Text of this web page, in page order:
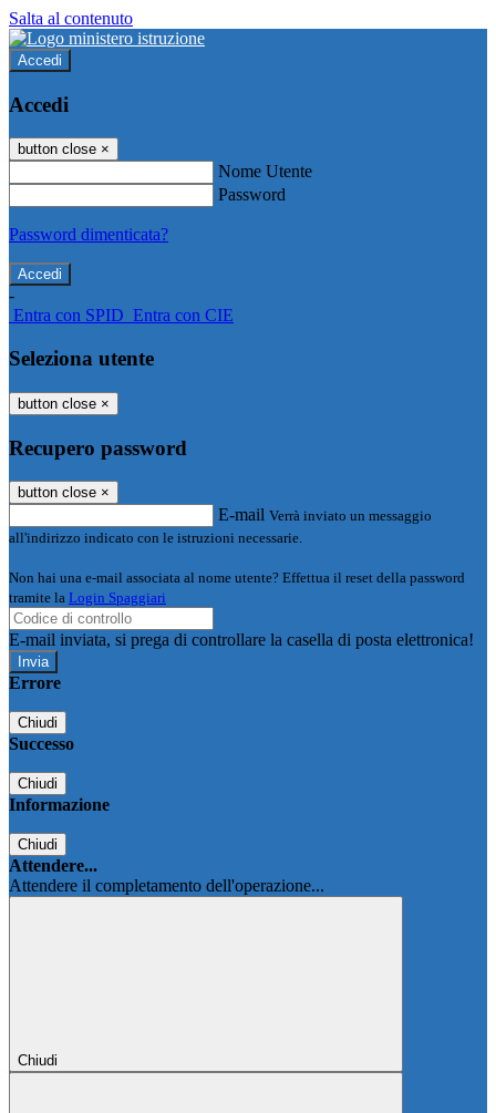
Salta al contenuto
Accedi
Accedi
button close ×
Nome Utente
Password
Password dimenticata?
-
Entra con SPID Entra con CIE
Seleziona utente
button close ×
Recupero password
button close ×
E-mail Verrà inviato un messaggio
all'indirizzo indicato con le istruzioni necessarie.
Non hai una e-mail associata al nome utente? Effettua il reset della password
tramite la Login Spaggiari
E-mail inviata, si prega di controllare la casella di posta elettronica!
Errore
Chiudi
Successo
Chiudi
Informazione
Chiudi
Attendere...
Attendere il completamento dell'operazione...
Chiudi